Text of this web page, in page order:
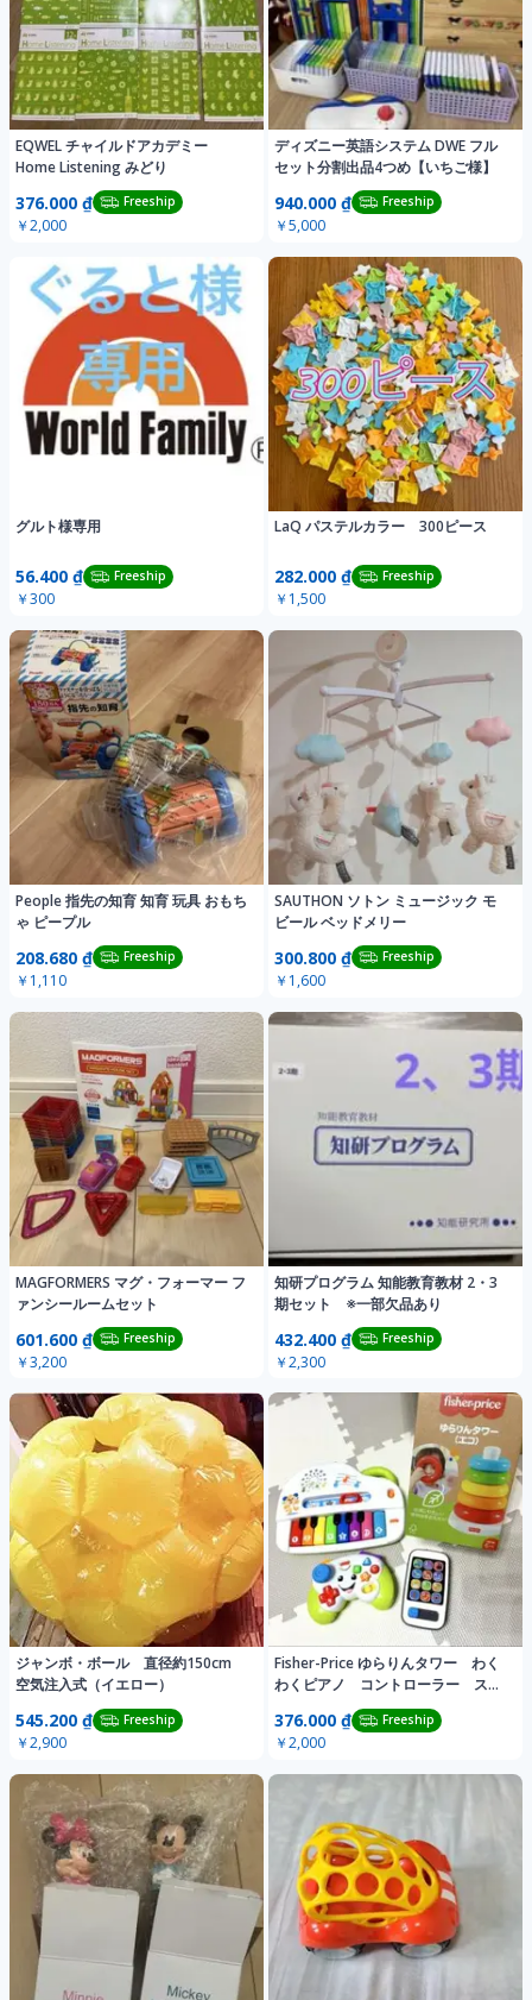
EQWEL チャイルドアカデミー
Home Listening みどり
376.000 ₫ Freeship
￥2,000
ディズニー英語システム DWE フル
セット分割出品4つめ【いちご様】
940.000 ₫ Freeship
￥5,000
グルト様専用
56.400 ₫ Freeship
￥300
LaQ パステルカラー 300ピース
282.000 ₫ Freeship
￥1,500
People 指先の知育 知育 玩具 おもち
ゃ ピープル
208.680 ₫ Freeship
￥1,110
SAUTHON ソトン ミュージック モ
ビール ベッドメリー
300.800 ₫ Freeship
￥1,600
MAGFORMERS マグ・フォーマー フ
ァンシールームセット
601.600 ₫ Freeship
￥3,200
知研プログラム 知能教育教材 2・3
期セット ※一部欠品あり
432.400 ₫ Freeship
￥2,300
ジャンボ・ボール 直径約150cm
空気注入式（イエロー）
545.200 ₫ Freeship
￥2,900
Fisher-Price ゆらりんタワー わく
わくピアノ コントローラー スマ
376.000 ₫ Freeship
￥2,000